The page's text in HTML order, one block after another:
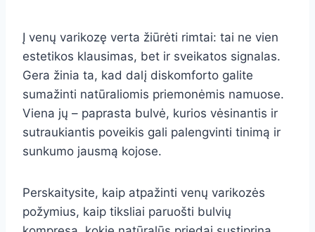
Į venų varikozę verta žiūrėti rimtai: tai ne vien
estetikos klausimas, bet ir sveikatos signalas.
Gera žinia ta, kad dalį diskomforto galite
sumažinti natūraliomis priemonėmis namuose.
Viena jų – paprasta bulvė, kurios vėsinantis ir
sutraukiantis poveikis gali palengvinti tinimą ir
sunkumo jausmą kojose.
Perskaitysite, kaip atpažinti venų varikozės
požymius, kaip tiksliai paruošti bulvių